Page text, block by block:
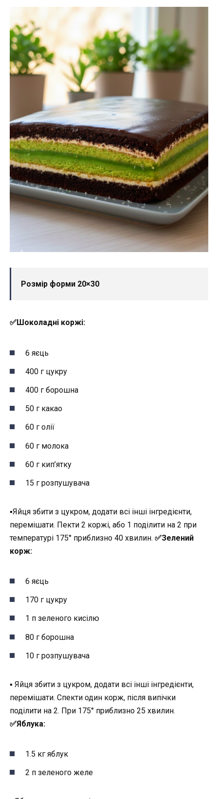
Розмір форми 20×30
✅️Шоколадні коржі:
6 яєць
400 г цукру
400 г борошна
50 г какао
60 г олії
60 г молока
60 г кип’ятку
15 г розпушувача
▪︎Яйця збити з цукром, додати всі інші інгредієнти,
перемішати. Пекти 2 коржі, або 1 поділити на 2 при
температурі 175° приблизно 40 хвилин. ✅️Зелений
корж:
6 яєць
170 г цукру
1 п зеленого кисілю
80 г борошна
10 г розпушувача
▪︎ Яйця збити з цукром, додати всі інші інгредієнти,
перемішати. Спекти один корж, після випічки
поділити на 2. При 175° приблизно 25 хвилин.
✅️Яблука:
1.5 кг яблук
2 п зеленого желе